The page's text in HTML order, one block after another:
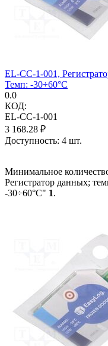
EL-CC-1-001,
Темп: -30÷60°C
0.0
КОД:
EL-CC-1-001
3 168.28 ₽
Доступность: 4 шт.
Минимальное
Регистратор данных;
-30÷60°C" 1.